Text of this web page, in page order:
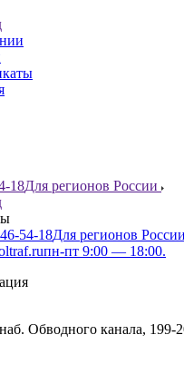
18Для регионов России
54-18Для регионов России
пн-пт 9:00 — 18:00.
Обводного канала, 199-